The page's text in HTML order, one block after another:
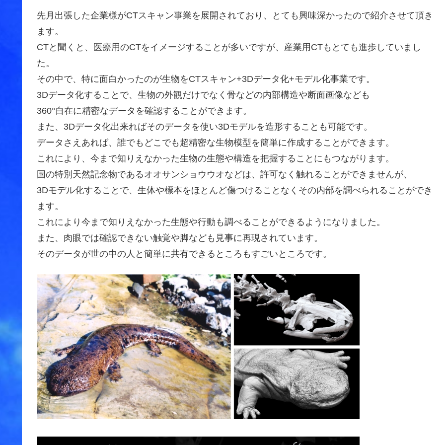
先月出張した企業様がCTスキャン事業を展開されており、とても興味深かったので紹介させて頂き
ます。
CTと聞くと、医療用のCTをイメージすることが多いですが、産業用CTもとても進歩していまし
た。
その中で、特に面白かったのが生物をCTスキャン+3Dデータ化+モデル化事業です。
3Dデータ化することで、生物の外観だけでなく骨などの内部構造や断面画像なども
360°自在に精密なデータを確認することができます。
また、3Dデータ化出来ればそのデータを使い3Dモデルを造形することも可能です。
データさえあれば、誰でもどこでも超精密な生物模型を簡単に作成することができます。
これにより、今まで知りえなかった生物の生態や構造を把握することにもつながります。
国の特別天然記念物であるオオサンショウウオなどは、許可なく触れることができませんが、
3Dモデル化することで、生体や標本をほとんど傷つけることなくその内部を調べられることができ
ます。
これにより今まで知りえなかった生態や行動も調べることができるようになりました。
また、肉眼では確認できない触覚や脚なども見事に再現されています。
そのデータが世の中の人と簡単に共有できるところもすごいところです。